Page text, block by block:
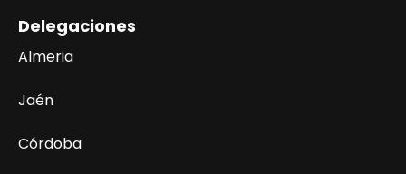
Delegaciones
Almeria
Jaén
Córdoba